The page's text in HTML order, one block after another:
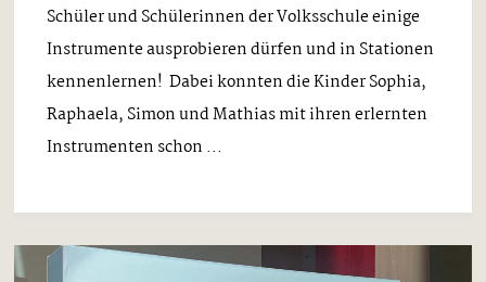
Schüler und Schülerinnen der Volksschule einige
Instrumente ausprobieren dürfen und in Stationen
kennenlernen! Dabei konnten die Kinder Sophia,
Raphaela, Simon und Mathias mit ihren erlernten
Instrumenten schon ...